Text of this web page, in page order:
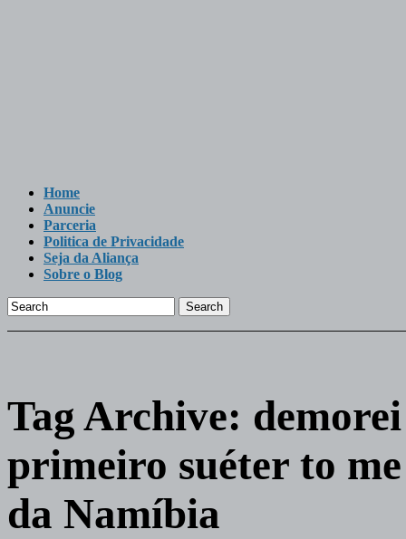
Home
Anuncie
Parceria
Politica de Privacidade
Seja da Aliança
Sobre o Blog
Search
Tag Archive:
primeiro suéter to
da Namíbia